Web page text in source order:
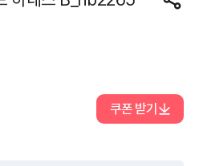
쿠폰 받기